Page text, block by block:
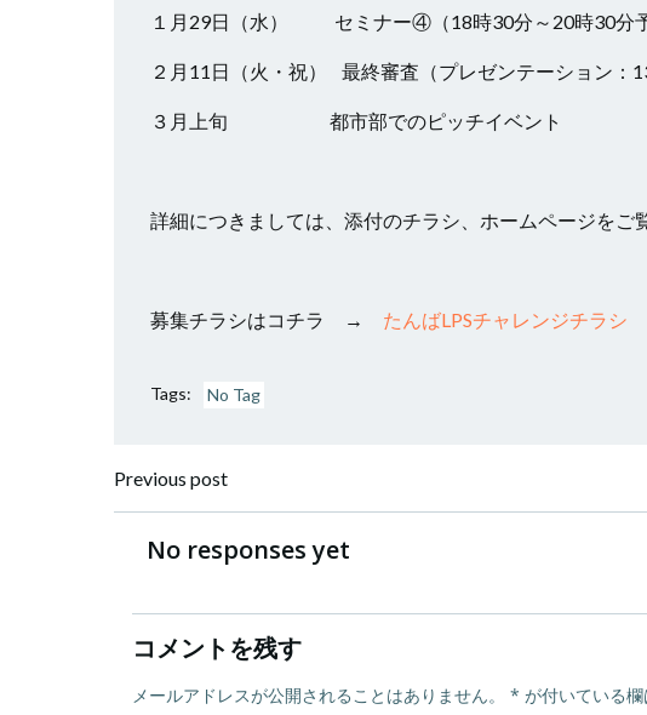
１月29日（水） セミナー④（18時30分～20時30分予
２月11日（火・祝） 最終審査（プレゼンテーション：
３月上旬 都市部でのピッチイベント
詳細につきましては、添付のチラシ、ホームページをご
募集チラシはコチラ → たんばLPSチャレンジチラシ
Tags: No Tag
投
稿
ナ
ビ
Previous post
No responses yet
コメントを残す
メールアドレスが公開されることはありません。 * が付いている